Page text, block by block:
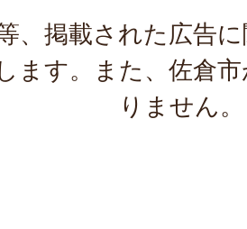
、掲載された広告
ます。また、佐倉
りません。